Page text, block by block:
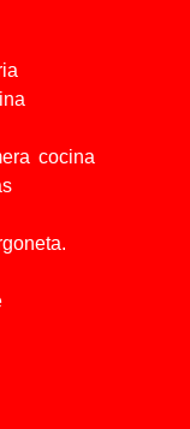
cocina